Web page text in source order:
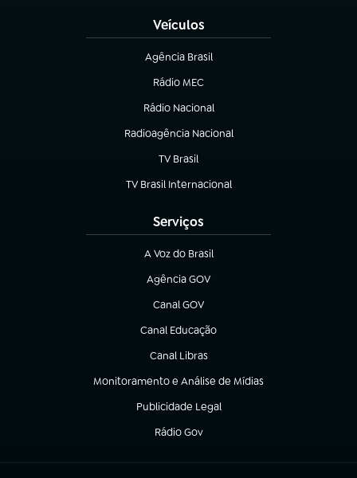
Veículos
Agência Brasil
(abre em nova aba)
Rádio MEC
(abre em nova aba)
Rádio Nacional
Radioagência Nacional
(abre em nova aba)
TV Brasil
(abre em nova aba)
TV Brasil Internacional
(abre em nova aba)
Serviços
A Voz do Brasil
(abre em nova aba)
Agência GOV
(abre em nova aba)
Canal GOV
(abre em nova aba)
Canal Educação
(abre em nova aba)
Canal Libras
(abre em nova aba)
Monitoramento e Análise de Mídias
(abre em nova aba)
Publicidade Legal
(abre em nova aba)
Rádio Gov
(abre em nova aba)